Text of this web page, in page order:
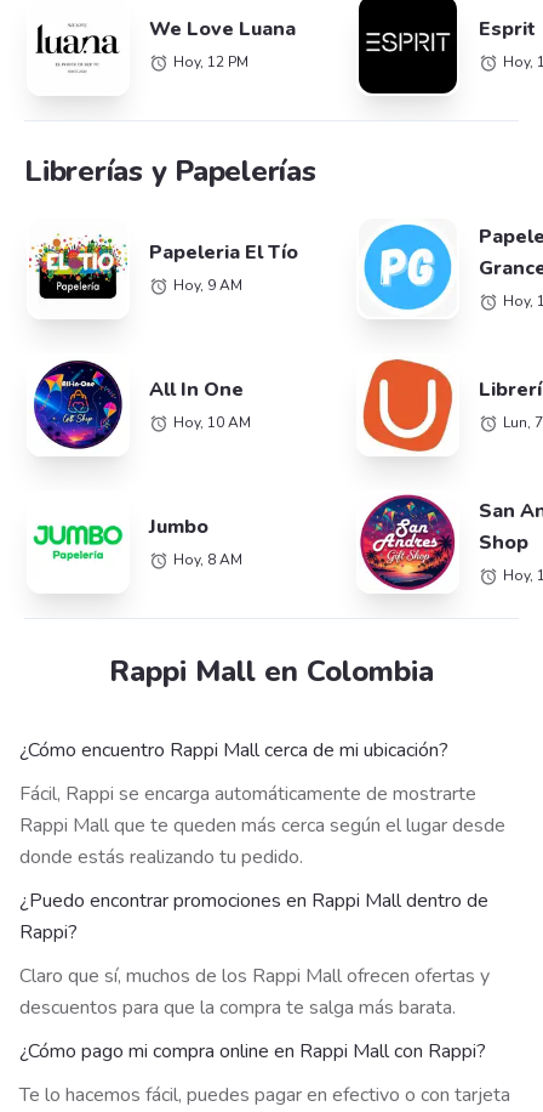
We Love Luana
Hoy, 12 PM
Esprit
Hoy,
Librerías y Papelerías
Papeleria El Tío
Hoy, 9 AM
All In One
Hoy, 10 AM
Jumbo
Hoy, 8 AM
Hoy,
Lun,
San
Shop
Hoy,
Rappi Mall en Colombia
¿Cómo encuentro Rappi Mall cerca de mi ubicación?
Fácil, Rappi se encarga automáticamente de mostrarte
Rappi Mall que te queden más cerca según el lugar desde
donde estás realizando tu pedido.
¿Puedo encontrar promociones en Rappi Mall dentro de
Rappi?
Claro que sí, muchos de los Rappi Mall ofrecen ofertas y
descuentos para que la compra te salga más barata.
¿Cómo pago mi compra online en Rappi Mall con Rappi?
Te lo hacemos fácil, puedes pagar en efectivo o con tarjeta